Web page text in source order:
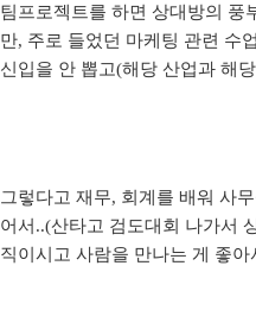
팀프로젝트를 하면 상대방의 풍
만, 주로 들었던 마케팅 관련 수
신입을 안 뽑고(해당 산업과 해
그렇다고 재무, 회계를 배워 사
어서..(산타고 검도대회 나가서
직이시고 사람을 만나는 게 좋